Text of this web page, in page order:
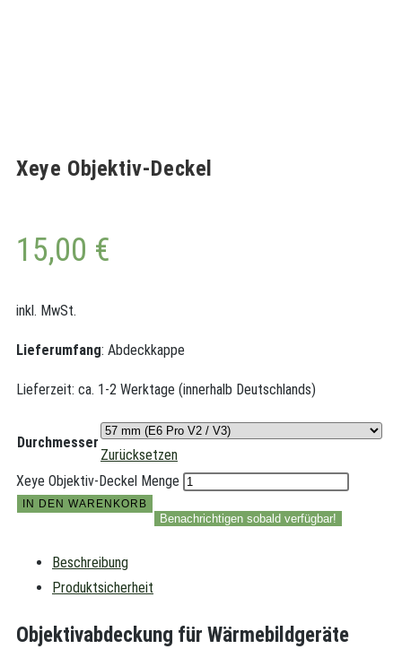
Xeye Objektiv-Deckel
15,00 €
inkl. MwSt.
Lieferumfang: Abdeckkappe
Lieferzeit: ca. 1-2 Werktage (innerhalb Deutschlands)
Durchmesser
Zurücksetzen
Xeye Objektiv-Deckel Menge
IN DEN WARENKORB
Benachrichtigen sobald verfügbar!
Beschreibung
Produktsicherheit
Objektivabdeckung für Wärmebildgeräte